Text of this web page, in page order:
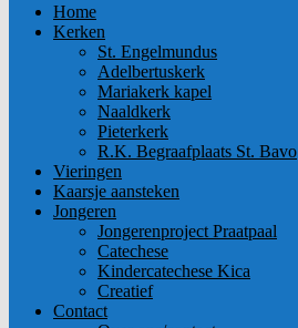
Home
Kerken
St. Engelmundus
Adelbertuskerk
Mariakerk kapel
Naaldkerk
Pieterkerk
R.K. Begraafplaats St. Bavo
Vieringen
Kaarsje aansteken
Jongeren
Jongerenproject Praatpaal
Catechese
Kindercatechese Kica
Creatief
Contact